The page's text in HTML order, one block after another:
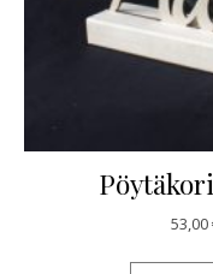
53,00